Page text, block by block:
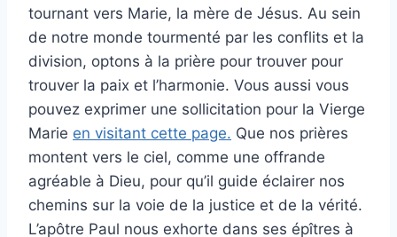
tournant vers Marie, la mère de Jésus. Au sein
de notre monde tourmenté par les conflits et la
division, optons à la prière pour trouver pour
trouver la paix et l’harmonie. Vous aussi vous
pouvez exprimer une sollicitation pour la Vierge
Marie en visitant cette page. Que nos prières
montent vers le ciel, comme une offrande
agréable à Dieu, pour qu’il guide éclairer nos
chemins sur la voie de la justice et de la vérité.
L’apôtre Paul nous exhorte dans ses épîtres à